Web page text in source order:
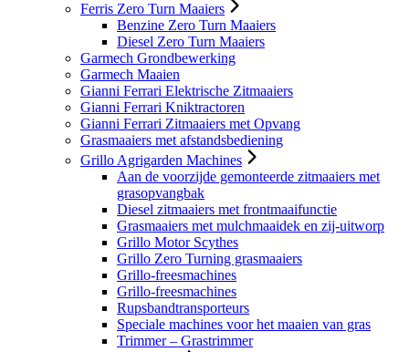
Ferris Zero Turn Maaiers
Benzine Zero Turn Maaiers
Diesel Zero Turn Maaiers
Garmech Grondbewerking
Garmech Maaien
Gianni Ferrari Elektrische Zitmaaiers
Gianni Ferrari Kniktractoren
Gianni Ferrari Zitmaaiers met Opvang
Grasmaaiers met afstandsbediening
Grillo Agrigarden Machines
Aan de voorzijde gemonteerde zitmaaiers met
grasopvangbak
Diesel zitmaaiers met frontmaaifunctie
Grasmaaiers met mulchmaaidek en zij-uitworp
Grillo Motor Scythes
Grillo Zero Turning grasmaaiers
Grillo-freesmachines
Grillo-freesmachines
Rupsbandtransporteurs
Speciale machines voor het maaien van gras
Trimmer – Grastrimmer